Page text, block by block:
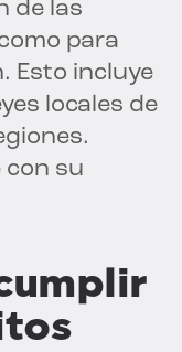
de las
para
Esto incluye
locales de
con su